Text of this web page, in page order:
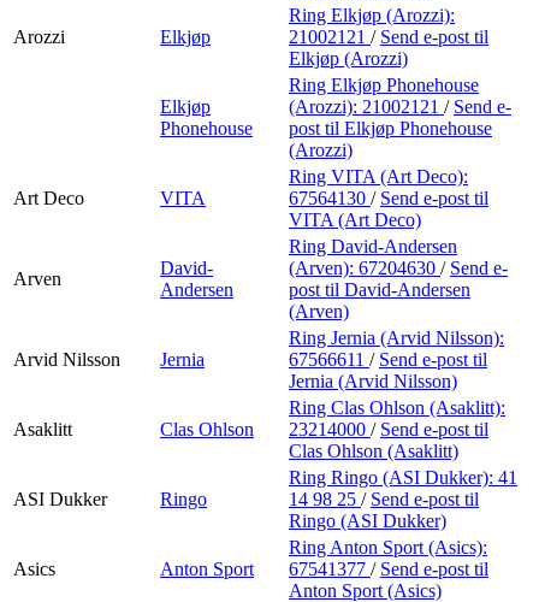
Arozzi Elkjøp
Ring Elkjøp (Arozzi):
21002121 / Send e-post til
Elkjøp (Arozzi)
Elkjøp
Phonehouse
Ring Elkjøp Phonehouse
(Arozzi): 21002121 / Send e-
post til Elkjøp Phonehouse
(Arozzi)
Art Deco VITA
Ring VITA (Art Deco):
67564130 / Send e-post til
VITA (Art Deco)
Arven
David-
Andersen
Ring David-Andersen
(Arven): 67204630 / Send e-
post til David-Andersen
(Arven)
Arvid Nilsson Jernia
Ring Jernia (Arvid Nilsson):
67566611 / Send e-post til
Jernia (Arvid Nilsson)
Asaklitt Clas Ohlson
Ring Clas Ohlson (Asaklitt):
23214000 / Send e-post til
Clas Ohlson (Asaklitt)
ASI Dukker Ringo
Ring Ringo (ASI Dukker): 41
14 98 25 / Send e-post til
Ringo (ASI Dukker)
Asics Anton Sport
Ring Anton Sport (Asics):
67541377 / Send e-post til
Anton Sport (Asics)